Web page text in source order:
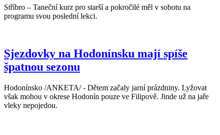
Stříbro – Taneční kurz pro starší a pokročilé měl v sobotu na
programu svou poslední lekci.
Sjezdovky na Hodonínsku mají spíše
špatnou sezonu
Hodonínsko /ANKETA/ - Dětem začaly jarní prázdniny. Lyžovat
však mohou v okrese Hodonín pouze ve Filipově. Jinde už na jaře
vleky nepojedou.